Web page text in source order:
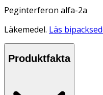
Peginterferon alfa-2a
Läkemedel. Läs
Produktfakta